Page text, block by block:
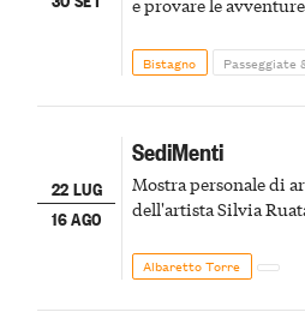
Bistagno Passeggiate
22 LUG
16 AGO
SediMenti
Mostra personale di
dell'artista Silvia
Albaretto Torre